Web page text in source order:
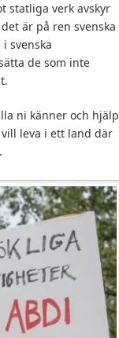
statliga verk avskyr
är på ren svenska
svenska
de som inte
ni känner och hjälp
leva i ett land där